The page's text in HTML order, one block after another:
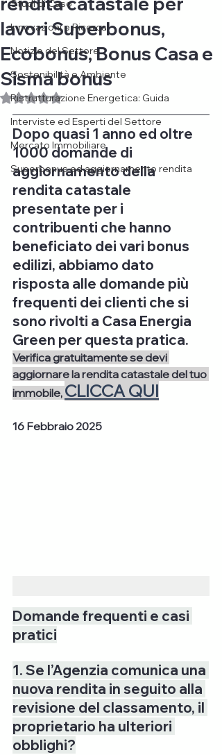
Studi di Caso
Innovazioni e Ricerca
Notizie del Settore
Sostenibilità e Ambiente
Ristrutturazione Energetica: Guida
Interviste ed Esperti del Settore
Mercato Immobiliare
Superbonus ed aggiornamento rendita
lavori Superbonus,
Ecobonus, Bonus Casa e
Sisma bonus
Valutazione NaN stelle su 5.
Dopo quasi 1 anno ed oltre
1000 domande di
aggiornamento della
rendita catastale
presentate per i
contribuenti che hanno
beneficiato dei vari bonus
edilizi, abbiamo dato
risposta alle domande più
frequenti dei clienti che si
sono rivolti a Casa Energia
Green per questa pratica.
Verifica gratuitamente se devi
aggiornare la rendita catastale del tuo
immobile, CLICCA QUI
16 Febbraio 2025
Domande frequenti e casi
pratici
1. Se l’Agenzia comunica una
nuova rendita in seguito alla
revisione del classamento, il
proprietario ha ulteriori
obblighi?